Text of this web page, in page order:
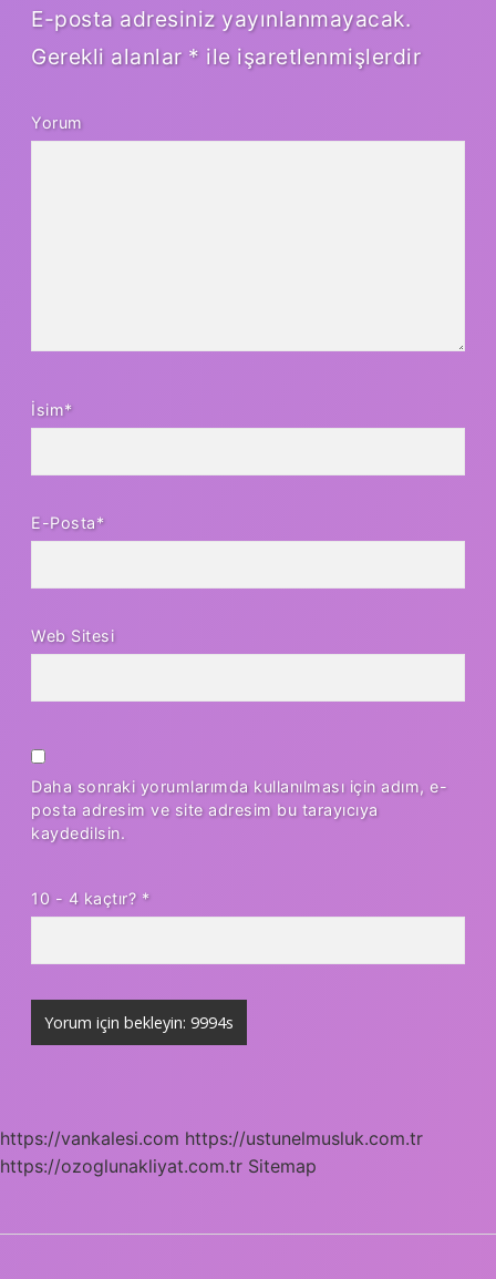
E-posta adresiniz yayınlanmayacak.
Gerekli alanlar * ile işaretlenmişlerdir
Yorum
İsim*
E-Posta*
Web Sitesi
Daha sonraki yorumlarımda kullanılması için adım, e-
posta adresim ve site adresim bu tarayıcıya
kaydedilsin.
10 - 4 kaçtır? *
https://vankalesi.com https://ustunelmusluk.com.tr
https://ozoglunakliyat.com.tr Sitemap